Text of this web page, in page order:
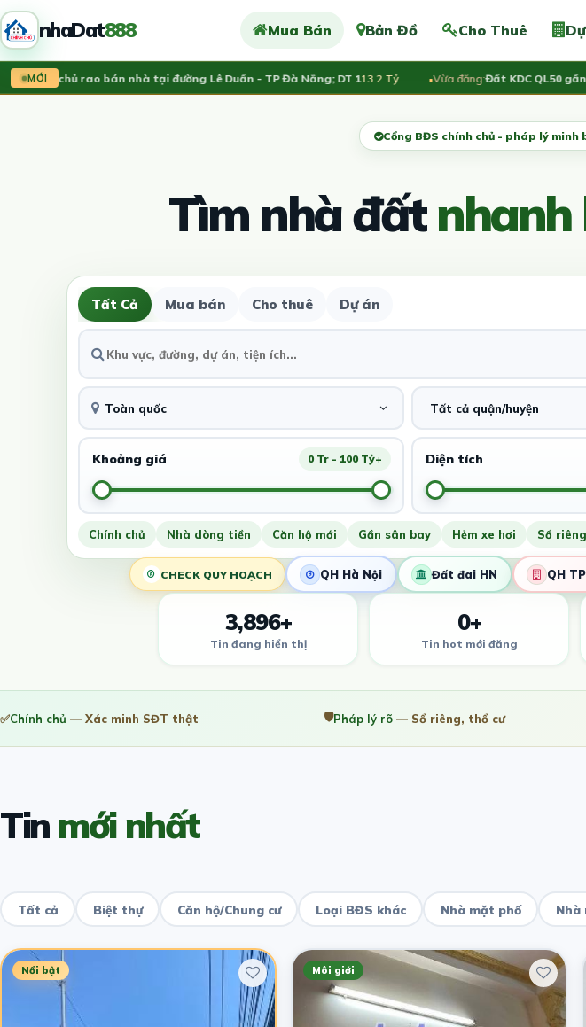
nhaDat888 Mua Bán Bản Đồ Cho Thuê
MỚI
chủ rao bán nhà tại đường Lê Duẩn - TP Đà Nẵng; DT 113.2 Tỷ Vừa đăng:Đất KDC QL50 gần
Cổng BĐS chính chủ - pháp lý minh
Tìm nhà đấtnhanh
Tất Cả Mua bán Cho thuê Dự án
Toàn quốc Tất cả quận/huyện
Khoảng giá 0 Tr - 100 Tỷ+ Diện tích
Chính chủ Nhà dòng tiền Căn hộ mới Gần sân bay Hẻm xe hơi Sổ riêng
CHECK QUY HOẠCH QH Hà Nội Đất đai HN QH
3,896+
Tin đang hiển thị
0+
Tin hot mới đăng
✅Chính chủ — Xác minh SĐT thật 🛡️Pháp lý rõ — Sổ riêng, thổ cư
Tinmới nhất
Tất cả Biệt thự Căn hộ/Chung cư Loại BĐS khác Nhà mặt phố Nhà
Nổi bật Môi giới